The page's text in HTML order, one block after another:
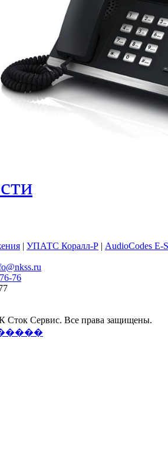
| УПАТС Коралл-Р | AudioCodes E-
76
Сток Сервис. Все права защищены.